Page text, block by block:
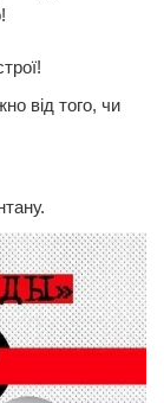
від того, чи